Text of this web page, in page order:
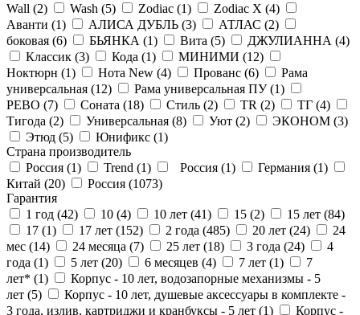
Wall (2) Wash (5) Zodiac (1) Zodiac X (4)
Аванти (1) АЛИСА ДУБЛЬ (3) АТЛАС (2)
боковая (6) БЬЯНКА (1) Вита (5) ДЖУЛИАННА (4)
Классик (3) Кода (1) МИНИМИ (12)
Ноктюрн (1) Нота New (4) Прованс (6)
Рама
универсальная (12) Рама универсальная ПУ (1)
РЕВО (7) Соната (18) Стиль (2) ТR (2) ТГ (4)
Тигода (2) Универсальная (8) Уют (2) ЭКОНОМ (3)
Этюд (5) Юнификс (1)
Страна производитель
Россия (1) Trend (1) Россия (1) Германия (1)
Китай (20) Россия (1073)
Гарантия
1 год (42) 10 (4) 10 лет (41) 15 (2) 15 лет (84)
17 (1) 17 лет (152) 2 года (485) 20 лет (24)
24
мес (14) 24 месяца (7) 25 лет (18) 3 года (24)
4
года (1) 5 лет (20) 6 месяцев (4) 7 лет (1)
7
лет* (1)
Корпус - 10 лет, водозапорные механизмы - 5
лет (5)
Корпус - 10 лет, душевые аксессуары в комплекте -
3 года, излив, картриджи и кранбуксы - 5 лет (1) Корпус -